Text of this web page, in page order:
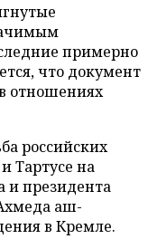
примерно
что документ
отношениях
российских
Тартусе на
и президента
аш-
в Кремле.